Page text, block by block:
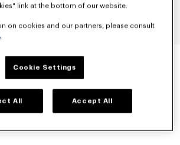
link at the bottom of our website.
on cookies and our partners, please consult
Cookie Settings
All Accept All